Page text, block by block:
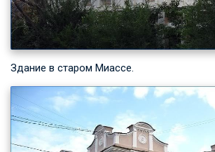
Здание в старом Миассе.